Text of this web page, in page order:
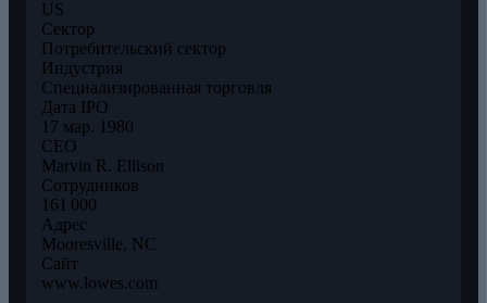
US
Сектор
Потребительский сектор
Индустрия
Специализированная торговля
Дата IPO
17 мар. 1980
CEO
Marvin R. Ellison
Сотрудников
161 000
Адрес
Mooresville, NC
Сайт
www.lowes.com